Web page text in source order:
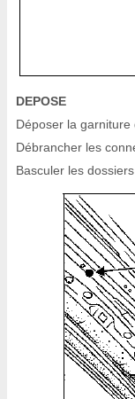
DEPOSE
Déposer la garniture
Débrancher les
Basculer les